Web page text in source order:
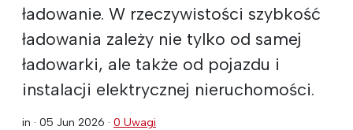
ładowanie. W rzeczywistości szybkość
ładowania zależy nie tylko od samej
ładowarki, ale także od pojazdu i
instalacji elektrycznej nieruchomości.
in · 05 Jun 2026 · 0 Uwagi